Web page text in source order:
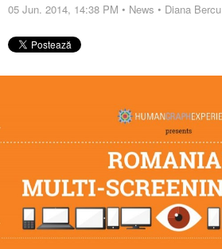
05 Jun. 2014, 14:38 PM • News • Diana Bercu